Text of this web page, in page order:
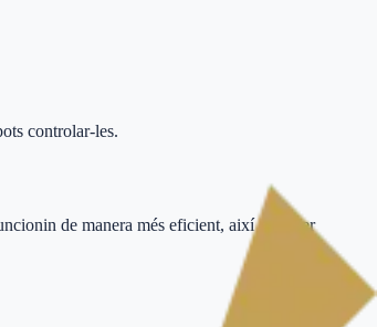
controlar-les.
de manera més eficient, així com per